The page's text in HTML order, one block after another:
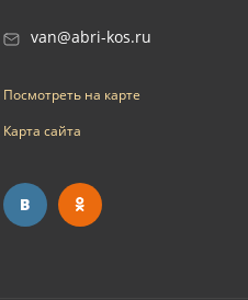
van@abri-kos.ru
Посмотреть на карте
Карта сайта